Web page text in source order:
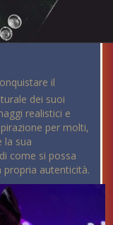
il
dei suoi
realistici e
per molti,
la sua
come si possa
propria autenticità.